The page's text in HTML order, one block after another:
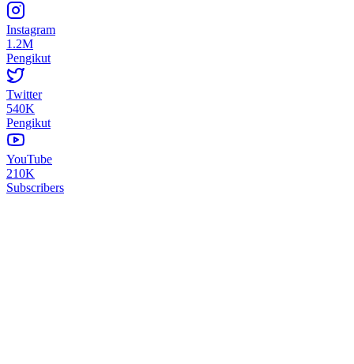
Instagram
1.2M
Pengikut
Twitter
540K
Pengikut
YouTube
210K
Subscribers